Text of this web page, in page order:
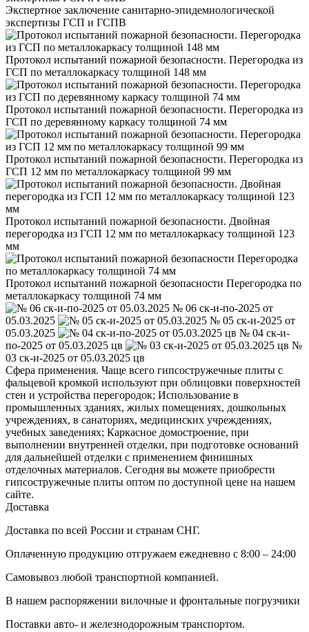
Экспертное заключение санитарно-эпидемиологической
экспертизы ГСП и ГСПВ
Протокол испытаний пожарной безопасности. Перегородка из
ГСП по металлокаркасу толщиной 148 мм
Протокол испытаний пожарной безопасности. Перегородка из
ГСП по деревянному каркасу толщиной 74 мм
Протокол испытаний пожарной безопасности. Перегородка из
ГСП 12 мм по металлокаркасу толщиной 99 мм
Протокол испытаний пожарной безопасности. Двойная
перегородка из ГСП 12 мм по металлокаркасу толщиной 123
мм
Протокол испытаний пожарной безопасности Перегородка по
металлокаркасу толщиной 74 мм
№ 06 ск-и-по-2025 от
05.03.2025
№ 05 ск-и-2025 от
05.03.2025
№ 04 ск-и-
по-2025 от 05.03.2025 цв
№
03 ск-и-2025 от 05.03.2025 цв
Сфера применения. Чаще всего гипсостружечные плиты с
фальцевой кромкой используют при облицовки поверхностей
стен и устройства перегородок; Использование в
промышленных зданиях, жилых помещениях, дошкольных
учреждениях, в санаториях, медицинских учреждениях,
учебных заведениях; Каркасное домостроение, при
выполнении внутренней отделки, при подготовке оснований
для дальнейшей отделки с применением финишных
отделочных материалов. Сегодня вы можете приобрести
гипсостружечные плиты оптом по доступной цене на нашем
сайте.
Доставка
Доставка по всей России и странам СНГ.
Оплаченную продукцию отгружаем ежедневно с 8:00 – 24:00
Самовывоз любой транспортной компанией.
В нашем распоряжении вилочные и фронтальные погрузчики
Поставки авто- и железнодорожным транспортом.